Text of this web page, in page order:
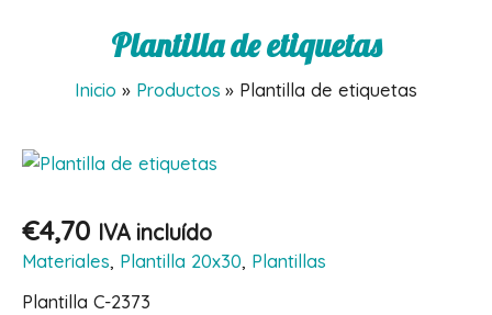
Plantilla de etiquetas
Inicio Productos Plantilla de etiquetas
€4,70 IVA incluído
Materiales, Plantilla 20x30, Plantillas
Plantilla C-2373